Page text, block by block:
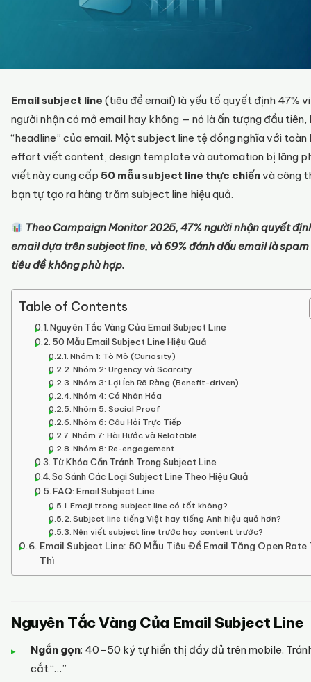
Email subject line (tiêu đề email) là yếu tố quyết định 47%
người nhận có mở email hay không — nó là ấn tượng đầu tiên,
“headline” của email. Một subject line tệ đồng nghĩa với toàn
effort viết content, design template và automation bị lãng
viết này cung cấp 50 mẫu subject line thực chiếnvà công
bạn tự tạo ra hàng trăm subject line hiệu quả.
Theo Campaign Monitor 2025, 47% người nhận quyết
email dựa trên subject line, và 69% đánh dấu email là spam
tiêu đề không phù hợp.
Table of Contents
Nguyên Tắc Vàng Của Email Subject Line
50 Mẫu Email Subject Line Hiệu Quả
Nhóm 1: Tò Mò (Curiosity)
Nhóm 2: Urgency và Scarcity
Nhóm 3: Lợi Ích Rõ Ràng (Benefit-driven)
Nhóm 4: Cá Nhân Hóa
Nhóm 5: Social Proof
Nhóm 6: Câu Hỏi Trực Tiếp
Nhóm 7: Hài Hước và Relatable
Nhóm 8: Re-engagement
Từ Khóa Cần Tránh Trong Subject Line
So Sánh Các Loại Subject Line Theo Hiệu Quả
FAQ: Email Subject Line
Emoji trong subject line có tốt không?
Subject line tiếng Việt hay tiếng Anh hiệu quả hơn?
Nên viết subject line trước hay content trước?
Email Subject Line: 50 Mẫu Tiêu Đề Email Tăng Open Rate
Thì
Nguyên Tắc Vàng Của Email Subject Line
Ngắn gọn: 40–50 ký tự hiển thị đầy đủ trên mobile.
cắt “…”